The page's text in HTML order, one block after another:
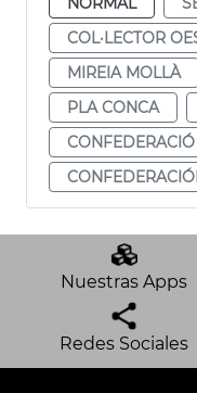
COL·LECTOR
MIREIA MOLLÀ
PLA CONCA
Nuestras Apps
Redes Sociales